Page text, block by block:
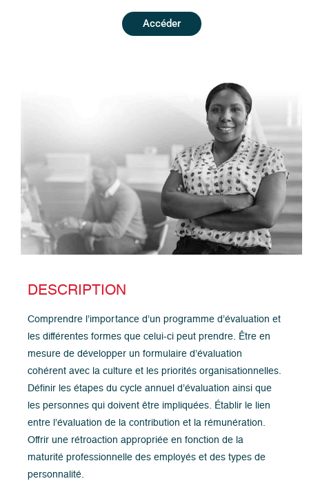
Accéder
DESCRIPTION
Comprendre l’importance d’un programme d’évaluation et
les différentes formes que celui-ci peut prendre. Être en
mesure de développer un formulaire d’évaluation
cohérent avec la culture et les priorités organisationnelles.
Définir les étapes du cycle annuel d’évaluation ainsi que
les personnes qui doivent être impliquées. Établir le lien
entre l’évaluation de la contribution et la rémunération.
Offrir une rétroaction appropriée en fonction de la
maturité professionnelle des employés et des types de
personnalité.